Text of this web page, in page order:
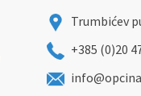
Trumbićev
+385 (0)20